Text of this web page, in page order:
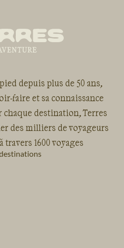
depuis plus de 50 ans,
faire et sa connaissance
chaque destination, Terres
des milliers de voyageurs
travers 1600 voyages